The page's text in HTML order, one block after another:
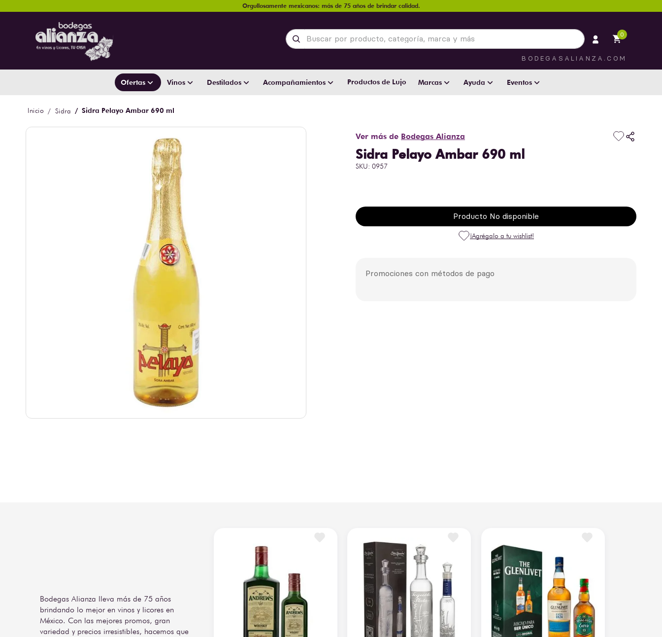
Orgullosamente mexicanos: más de 75 años de brindar calidad.
Buscar por producto, categoría, marca y más 0
BODEGASALIANZA.COM
Ofertas Vinos Destilados Acompañamientos Productos de Lujo Marcas Ayuda Eventos
Sidra Sidra Pelayo Ambar 690 ml
Ver más de Bodegas Alianza
Sidra Pelayo Ambar 690 ml
SKU: 0957
Producto No disponible
Promociones con métodos de pago
Bodegas Alianza lleva más de 75 años
brindando lo mejor en vinos y licores en
México. Con las mejores promos, gran
variedad y precios irresistibles, hacemos que